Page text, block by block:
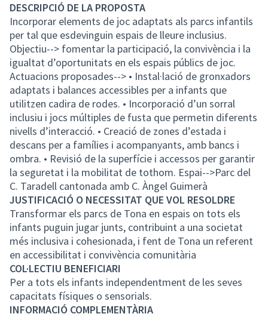
DESCRIPCIÓ DE LA PROPOSTA
Incorporar elements de joc adaptats als parcs infantils
per tal que esdevinguin espais de lleure inclusius.
Objectiu--> fomentar la participació, la convivència i la
igualtat d’oportunitats en els espais públics de joc.
Actuacions proposades--> • Instal·lació de gronxadors
adaptats i balances accessibles per a infants que
utilitzen cadira de rodes. • Incorporació d’un sorral
inclusiu i jocs múltiples de fusta que permetin diferents
nivells d’interacció. • Creació de zones d’estada i
descans per a famílies i acompanyants, amb bancs i
ombra. • Revisió de la superfície i accessos per garantir
la seguretat i la mobilitat de tothom. Espai-->Parc del
C. Taradell cantonada amb C. Àngel Guimerà
JUSTIFICACIÓ O NECESSITAT QUE VOL RESOLDRE
Transformar els parcs de Tona en espais on tots els
infants puguin jugar junts, contribuint a una societat
més inclusiva i cohesionada, i fent de Tona un referent
en accessibilitat i convivència comunitària
COL·LECTIU BENEFICIARI
Per a tots els infants independentment de les seves
capacitats físiques o sensorials.
INFORMACIÓ COMPLEMENTÀRIA